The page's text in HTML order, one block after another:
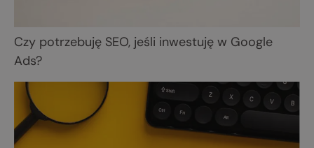
Czy potrzebuję SEO, jeśli inwestuję w Google
Ads?